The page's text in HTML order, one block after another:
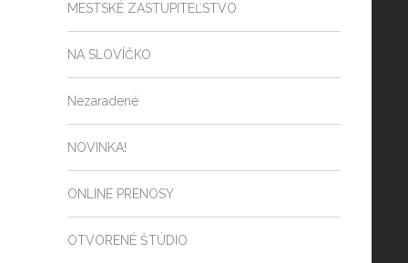
MESTSKÉ ZASTUPITEĽSTVO
NA SLOVÍČKO
Nezaradené
NOVINKA!
ONLINE PRENOSY
OTVORENÉ ŠTÚDIO